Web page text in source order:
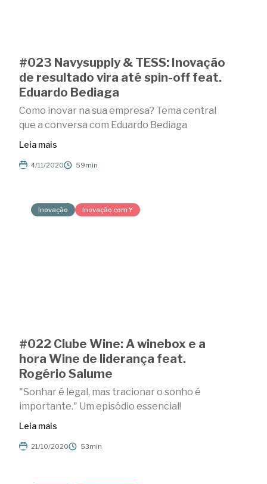
#023 Navysupply & TESS: Inovação
de resultado vira até spin-off feat.
Eduardo Bediaga
Como inovar na sua empresa? Tema central
que a conversa com Eduardo Bediaga
Leia mais
4/11/2020 59min
Inovação Inovação com Y
#022 Clube Wine: A winebox e a
hora Wine de liderança feat.
Rogério Salume
"Sonhar é legal, mas tracionar o sonho é
importante." Um episódio essencial!
Leia mais
21/10/2020 53min